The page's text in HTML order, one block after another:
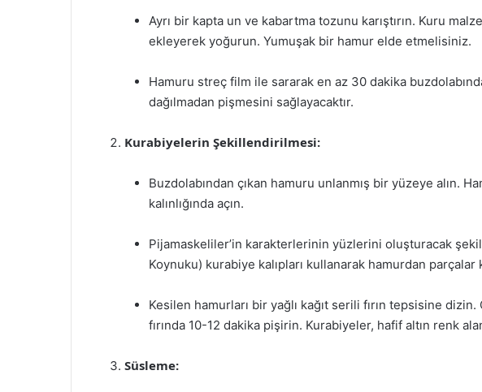
Ayrı bir kapta un ve kabartma tozunu karıştırın. Kuru
ekleyerek yoğurun. Yumuşak bir hamur elde etmelisiniz.
Hamuru streç film ile sararak en az 30 dakika
dağılmadan pişmesini sağlayacaktır.
Kurabiyelerin Şekillendirilmesi:
Buzdolabından çıkan hamuru unlanmış bir yüzeye alın.
kalınlığında açın.
Pijamaskeliler’in karakterlerinin yüzlerini oluşturacak
Koynuku) kurabiye kalıpları kullanarak hamurdan parçalar
Kesilen hamurları bir yağlı kağıt serili fırın tepsisine dizin.
fırında 10-12 dakika pişirin. Kurabiyeler, hafif altın renk
Süsleme: